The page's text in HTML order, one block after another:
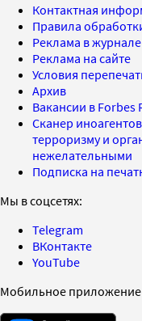
Контактная
Правила
Реклама в журнале
Реклама на сайте
Условия
Архив
Вакансии в Forbes
Сканер
терроризму и
нежелательными
Подписка на
Мы в соцсетях:
Telegram
ВКонтакте
YouTube
Мобильное приложение